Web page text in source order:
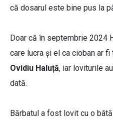
că dosarul este bine pus la
Doar că în septembrie 2024
care lucra și el ca cioban ar
Ovidiu Haluță, iar loviturile
dată.
Bărbatul a fost lovit cu o